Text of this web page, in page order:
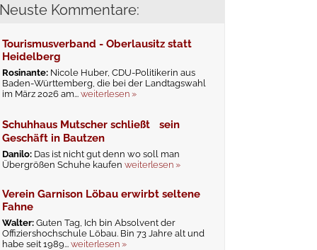
Neuste Kommentare:
Tourismusverband - Oberlausitz statt
Heidelberg
Rosinante: Nicole Huber, CDU-Politikerin aus
Baden-Württemberg, die bei der Landtagswahl
im März 2026 am...weiterlesen »
Schuhhaus Mutscher schließt sein
Geschäft in Bautzen
Danilo: Das ist nicht gut denn wo soll man
Übergrößen Schuhe kaufenweiterlesen »
Verein Garnison Löbau erwirbt seltene
Fahne
Walter:Guten Tag, Ich bin Absolvent der
Offiziershochschule Löbau. Bin 73 Jahre alt und
habe seit 1989...weiterlesen »